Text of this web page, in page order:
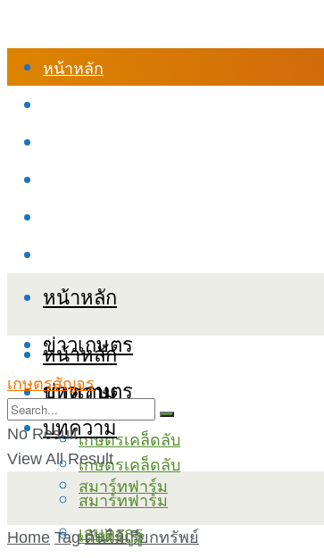
หน้าหลัก
หน้าหลัก
ข่าวเกษตร
บทความ
เกษตรเคล็ดลับ
สมาร์ทฟาร์ม
เกษตรกูรู
หน้าหลัก
ข่าวเกษตร
บทความ
เกษตรเคล็ดลับ
สมาร์ทฟาร์ม
เกษตรกูรู
เกษตรสัญจร
No Result
View All Result
Home Tag ต้นไม้เรียกทรัพย์